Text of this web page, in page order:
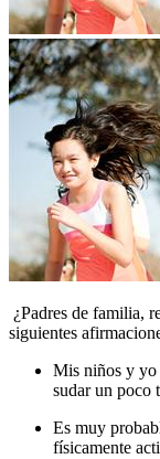
¿Padres de familia,
siguientes
Mis niños y yo
sudar un poco
Es muy
físicamente